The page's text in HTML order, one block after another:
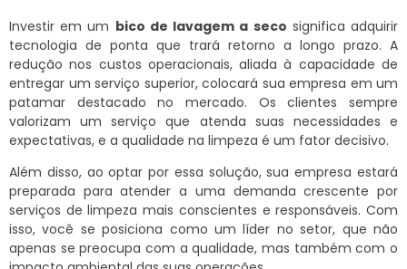
Investir em um bico de lavagem a seco significa adquirir
tecnologia de ponta que trará retorno a longo prazo. A
redução nos custos operacionais, aliada à capacidade de
entregar um serviço superior, colocará sua empresa em um
patamar destacado no mercado. Os clientes sempre
valorizam um serviço que atenda suas necessidades e
expectativas, e a qualidade na limpeza é um fator decisivo.
Além disso, ao optar por essa solução, sua empresa estará
preparada para atender a uma demanda crescente por
serviços de limpeza mais conscientes e responsáveis. Com
isso, você se posiciona como um líder no setor, que não
apenas se preocupa com a qualidade, mas também com o